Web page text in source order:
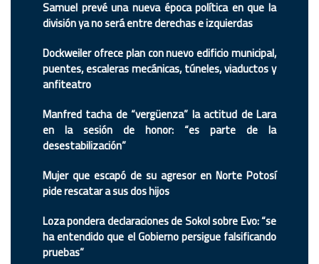
Samuel prevé una nueva época política en que la
división ya no será entre derechas e izquierdas
Dockweiler ofrece plan con nuevo edificio municipal,
puentes, escaleras mecánicas, túneles, viaductos y
anfiteatro
Manfred tacha de “vergüenza” la actitud de Lara
en la sesión de honor: “es parte de la
desestabilización”
Mujer que escapó de su agresor en Norte Potosí
pide rescatar a sus dos hijos
Loza pondera declaraciones de Sokol sobre Evo: “se
ha entendido que el Gobierno persigue falsificando
pruebas”